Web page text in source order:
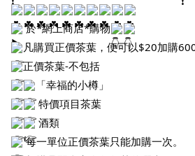
於*網上商店*購物
凡購買正價茶葉， 便可以$20加購
正價茶葉-不包括
「幸福的小樽」
特價項目茶葉
酒類
每一單位正價茶葉只能加購一次。